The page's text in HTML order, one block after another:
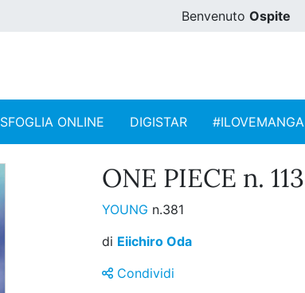
Benvenuto Ospite
SFOGLIA ONLINE DIGISTAR #ILOVEMANGA
ONE PIECE n. 113
YOUNG n.381
di Eiichiro Oda
Condividi